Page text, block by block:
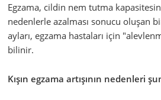
Egzama, cildin nem tutma
nedenlerle azalması sonucu oluşan
ayları, egzama hastaları için
bilinir.
Kışın egzama artışının nedenleri